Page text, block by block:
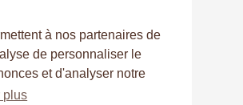
à nos partenaires de
de personnaliser le
et d'analyser notre
plus